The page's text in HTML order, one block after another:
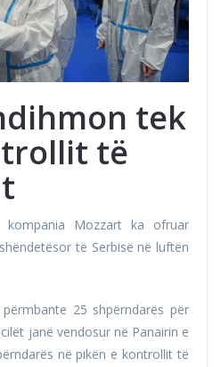
tek
të
Mozzart ka ofruar
të Serbisë në luftën
25 shpërndarës për
janë vendosur në Panairin e
në pikën e kontrollit të